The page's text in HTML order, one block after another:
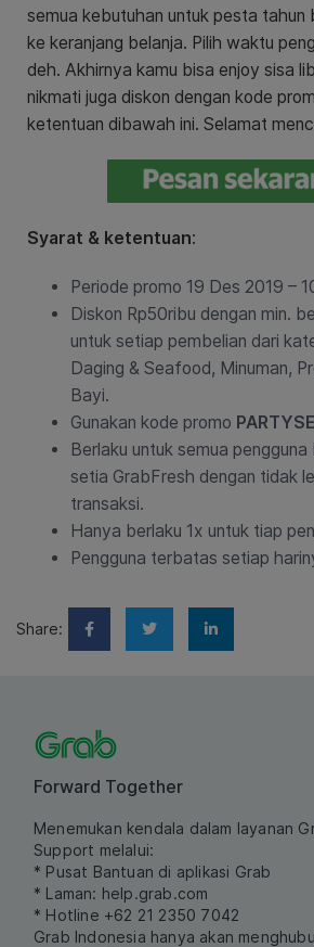
semua kebutuhan untuk pesta tahun
ke keranjang belanja. Pilih waktu
deh. Akhirnya kamu bisa enjoy sisa
nikmati juga diskon dengan kode
ketentuan dibawah ini. Selamat
Syarat & ketentuan:
Periode promo 19 Des 2019 –
Diskon Rp50ribu dengan min.
untuk setiap pembelian dari
Daging & Seafood, Minuman,
Bayi.
Gunakan kode promo
Berlaku untuk semua
setia GrabFresh dengan tidak
transaksi.
Hanya berlaku 1x untuk tiap
Pengguna terbatas setiap
Share:
Forward Together
Menemukan kendala dalam layanan
Support melalui:
* Pusat Bantuan di aplikasi Grab
* Laman: help.grab.com
* Hotline +62 21 2350 7042
Grab Indonesia hanya akan